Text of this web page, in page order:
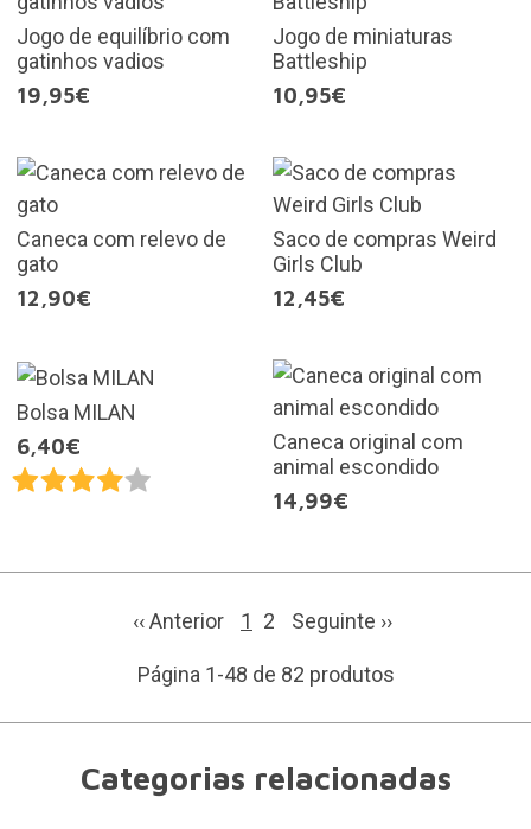
Jogo de equilíbrio com
gatinhos vadios
19,95€
Jogo de miniaturas
Battleship
10,95€
Caneca com relevo de
gato
12,90€
Saco de compras Weird
Girls Club
12,45€
Bolsa MILAN
6,40€
Caneca original com
animal escondido
14,99€
‹‹ Anterior 1 2 Seguinte ››
Página 1-48 de 82 produtos
Categorias relacionadas